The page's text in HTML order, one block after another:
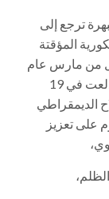
ترجع إلى
المؤقتة
من مارس عام
1919، والمُثل الديمقراطية للانتفاضة التي اندلعت في 19
الديمقراطي
على تعزيز